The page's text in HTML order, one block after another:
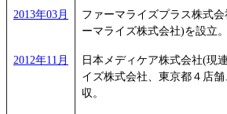
2013年03月
ファーマライズプラス株式
ーマライズ株式会社)を設立。
2012年11月
日本メディケア株式会社(現
イズ株式会社、東京都４店
収。